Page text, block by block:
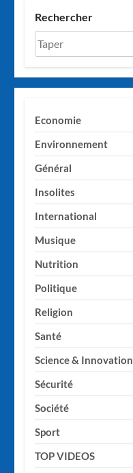
Rechercher
Economie
Environnement
Général
Insolites
International
Musique
Nutrition
Politique
Religion
Santé
Science & Innovation
Sécurité
Société
Sport
TOP VIDEOS